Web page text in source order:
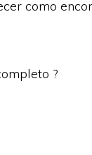
como
?